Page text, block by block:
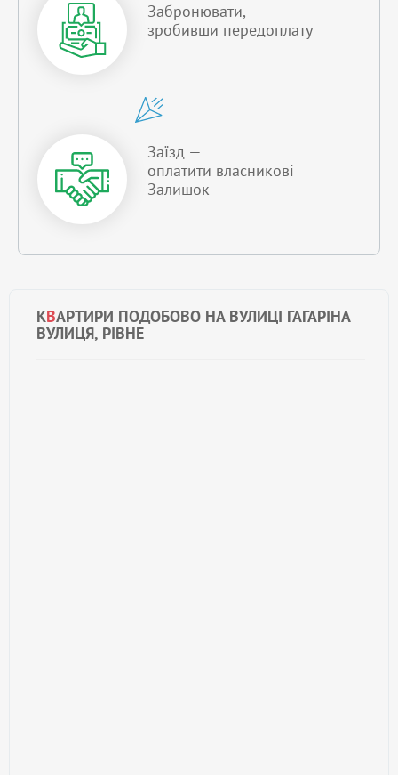
КВАРТИРИ ПОДОБОВО НА ВУЛИЦІ ГАГАРІНА
ВУЛИЦЯ, РІВНЕ
Забронювати,
зробивши передоплату
Заїзд —
оплатити власникові
Залишок